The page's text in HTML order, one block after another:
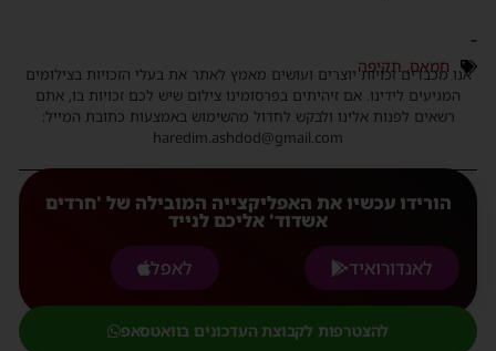
-
חמאס,תקיפה
אנו מכבדים זכויות יוצרים ועושים מאמץ לאתר את בעלי הזכויות בצילומים
המגיעים לידינו. אם זיהיתים בפרסומינו צילום שיש לכם זכויות בו, אתם
רשאים לפנות אלינו ולבקש לחדול מהשימוש באמצעות כתובת המייל:
haredim.ashdod@gmail.com
הורידו עכשיו את האפליקצייה המובילה של 'חרדים
אשדוד' אליכם לנייד
לאנדורואיד
לאפל
להצטרפות לקבוצת העדכונים בוואטסאפ